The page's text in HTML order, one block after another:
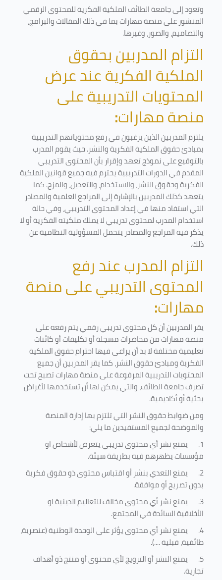
وتعود إلى جامعة الطائف الملكية الفكرية للمحتوى الرقمي
المنشور على منصة مهارات بما في ذلك المقالات والبرامج،
والتصاميم، والصور، وغيرها.
التزام المدربين بحقوق
الملكية الفكرية عند عرض
المحتويات التدريبية على
منصة مهارات:
يلتزم المدربين الذين يرغبون في رفع محتوياتهم التدريبية
بمبادئ حقوق الملكية الفكرية والنشر. حيث يقوم المدرب
بالتوقيع على نموذج تعهد وإقرار بأن المحتوى التدريبي
المقدم في الدورات التدريبية يحترم فيه جميع قوانين الملكية
الفكرية وحقوق النشر، والاستخدام، والتعديل، والمزج. كما
يتعهد كذلك المدربين بالإشارة إلى المراجع العلمية والمصادر
التي استفاد منها في إعداد المحتوى التدريبي، وفي حالة
استخدام المدرب لمحتوى تدريبي لا يملك ملكيته الفكرية أو لا
يذكر فيه المراجع والمصادر يتحمل المسؤولية النظامية عن
ذلك.
التزام المدرب عند رفع
المحتوى التدريبي على منصة
مهارات:
يقر المدربين أن كل محتوى تدريبي رقمي يتم رفعه على
منصة مهارات من محاضرات مسجلة أو تكليفات أو كائنات
تعليمية مختلفة لا بد أن يراعى فيها احترام حقوق الملكية
الفكرية ومبادئ حقوق النشر، كما يقر المدربين أن جميع
المحتويات التدريبية المرفوعة على منصة مهارات تصبح تحت
تصرف جامعة الطائف، والتي يمكن لها أن تستخدمها لأغراض
بحثية أو أكاديمية.
ومن ضوابط حقوق النشر التي تلتزم بها إدارة المنصة
والموضحة لجميع المستفيدين ما يلي:
1.
يمنع نشر أي محتوى تدريبي يتعرض لأشخاص او
مؤسسات يظهرهم فيه بطريقة سيئة.
2.
يمنع التعدي بنشر أو اقتباس محتوى ذو حقوق فكرية
بدون تصريح أو موافقة.
3.
يمنع نشر أي محتوى مخالف للتعاليم الدينية او
الأخلاقية السائدة في المجتمع.
4.
يمنع نشر أي محتوى يؤثر على الوحدة الوطنية (عنصرية،
طائفية، قبلية ....).
5.
يمنع النشر أو الترويج لأي محتوى أو منتج ذو أهداف
تجارية.